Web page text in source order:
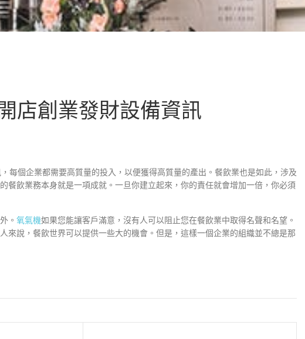
店創業發財設備資訊
每個企業都需要高質量的投入，以便獲得高質量的產出。餐飲業也是如此，涉及
餐飲業務本身就是一項成就。一旦你建立起來，你的責任就會增加一倍，你必須
。 氧氣機如果您能讓客戶滿意，沒有人可以阻止您在餐飲業中取得名聲和名望。
來說，餐飲世界可以提供一些大的機會。但是，這樣一個企業的組織並不總是那